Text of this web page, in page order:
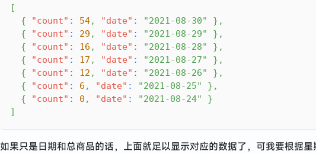
[
{
"count" : 54, "date" : "2021-08-30" } ,
{
"count" : 29 , "date" : "2021-08-29" } ,
{
"count" : 16 , "date" : "2021-08-28" } ,
{
"count" : 17 , "date" : "2021-08-27" } ,
{
"count" : 12 , "date" : "2021-08-26" } ,
{
"count" : 6 , "date" : "2021-08-25" } ,
{
"count" : 0 , "date" : "2021-08-24"
}
]
如果只是日期和总商品的话，上面就足以显示对应的数据了，可我要根据星